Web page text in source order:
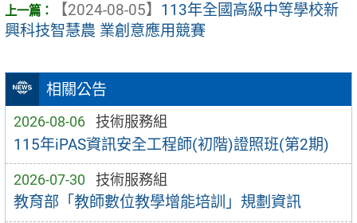
相關公告
2026-08-06 技術服務組
115年iPAS資訊安全工程師(初階)證照班(第2期)
2026-07-30 技術服務組
教育部「教師數位教學增能培訓」規劃資訊
【2024-08-05】 113年全國高級中等學校新
興科技智慧農 業創意應用競賽